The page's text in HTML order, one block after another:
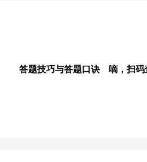
答题技巧与答题口诀 嘀，扫码